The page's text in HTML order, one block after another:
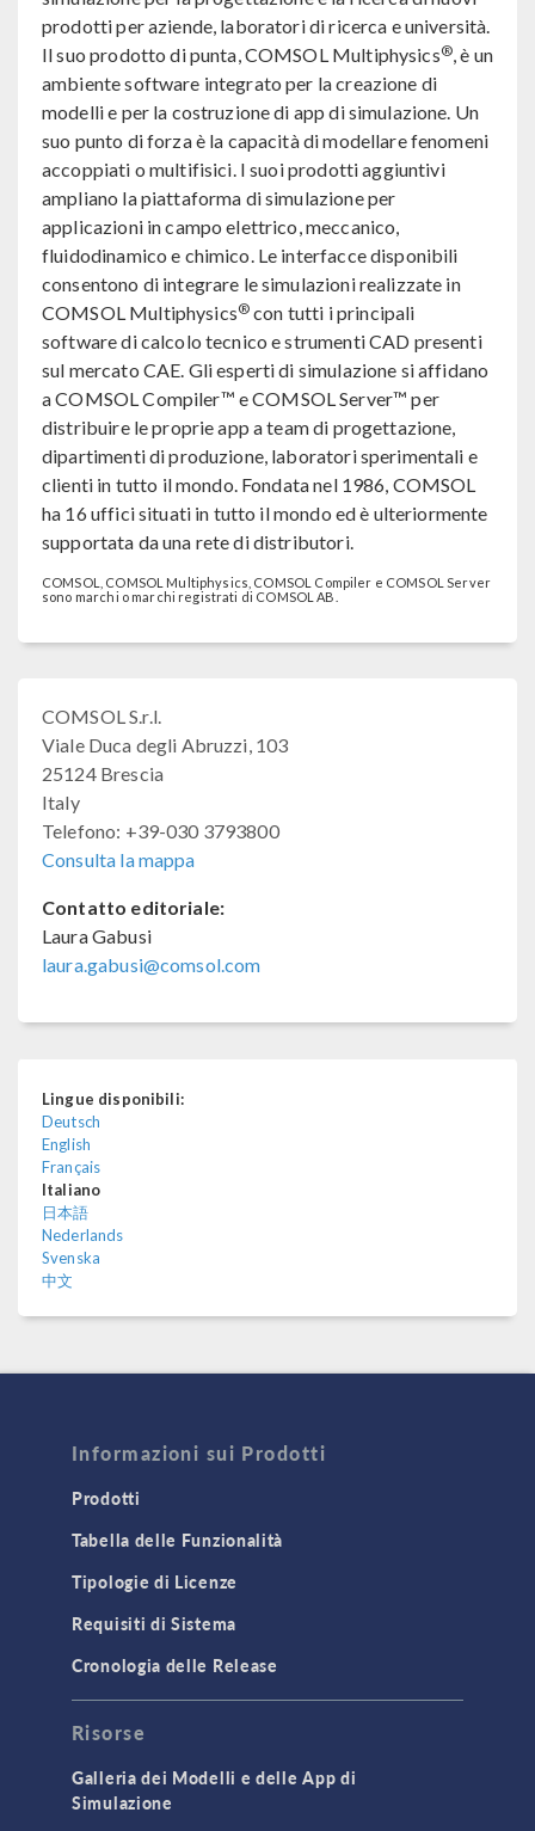
prodotti per aziende, laboratori di ricerca e università.
Il suo prodotto di punta, COMSOL Multiphysics®, è un
ambiente software integrato per la creazione di
modelli e per la costruzione di app di simulazione. Un
suo punto di forza è la capacità di modellare fenomeni
accoppiati o multifisici. I suoi prodotti aggiuntivi
ampliano la piattaforma di simulazione per
applicazioni in campo elettrico, meccanico,
fluidodinamico e chimico. Le interfacce disponibili
consentono di integrare le simulazioni realizzate in
COMSOL Multiphysics® con tutti i principali
software di calcolo tecnico e strumenti CAD presenti
sul mercato CAE. Gli esperti di simulazione si affidano
a COMSOL Compiler™ e COMSOL Server™ per
distribuire le proprie app a team di progettazione,
dipartimenti di produzione, laboratori sperimentali e
clienti in tutto il mondo. Fondata nel 1986, COMSOL
ha 16 uffici situati in tutto il mondo ed è ulteriormente
supportata da una rete di distributori.
COMSOL, COMSOL Multiphysics, COMSOL Compiler e COMSOL Server
sono marchi o marchi registrati di COMSOL AB.
COMSOL S.r.l.
Viale Duca degli Abruzzi, 103
25124 Brescia
Italy
Telefono: +39-030 3793800
Consulta la mappa
Contatto editoriale:
Laura Gabusi
laura.gabusi@comsol.com
Lingue disponibili:
Deutsch
English
Français
Italiano
日本語
Nederlands
Svenska
中文
Informazioni sui Prodotti
Prodotti
Tabella delle Funzionalità
Tipologie di Licenze
Requisiti di Sistema
Cronologia delle Release
Risorse
Galleria dei Modelli e delle App di
Simulazione